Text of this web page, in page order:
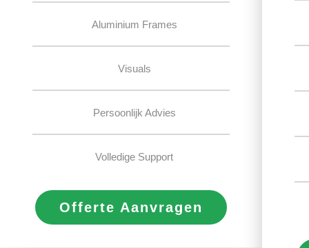
Aluminium Frames
Visuals
Persoonlijk Advies
Volledige Support
Offerte Aanvragen